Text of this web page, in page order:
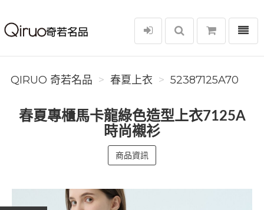
Qiruo 奇若名品
選單
QIRUO 奇若名品 春夏上衣 52387125A70
春夏專櫃馬卡龍綠色造型上衣7125A
時尚襯衫
商品資訊